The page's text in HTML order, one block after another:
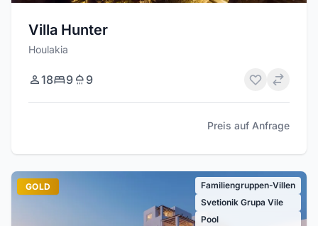
Villa Hunter
Houlakia
18 9 9
Preis auf Anfrage
GOLD
Familiengruppen-Villen
Svetionik Grupa Vile
Pool